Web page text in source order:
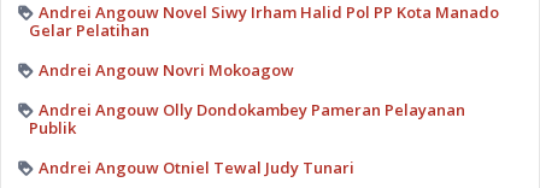
Andrei Angouw Novel Siwy Irham Halid Pol PP Kota Manado
Gelar Pelatihan
Andrei Angouw Novri Mokoagow
Andrei Angouw Olly Dondokambey Pameran Pelayanan
Publik
Andrei Angouw Otniel Tewal Judy Tunari